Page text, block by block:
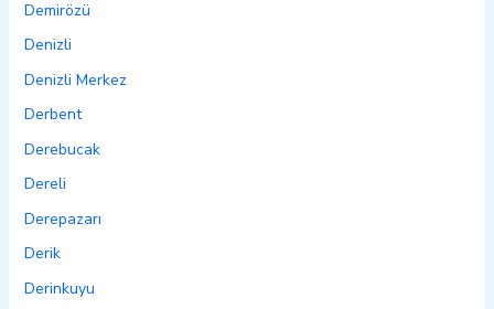
Demirözü
Denizli
Denizli Merkez
Derbent
Derebucak
Dereli
Derepazarı
Derik
Derinkuyu